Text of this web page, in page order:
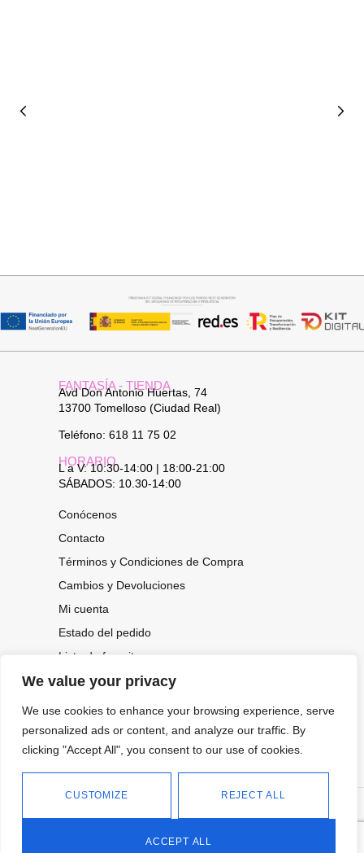
We value your privacy
We use cookies to enhance your browsing experience, serve
personalized ads or content, and analyze our traffic. By
clicking "Accept All", you consent to our use of cookies.
CUSTOMIZE REJECT ALL
ACCEPT ALL
FANTASÍA - TIENDA
Avd Don Antonio Huertas, 74
13700 Tomelloso (Ciudad Real)
Teléfono: 618 11 75 02
HORARIO
L a V: 10:30-14:00 | 18:00-21:00
SÁBADOS: 10.30-14:00
Conócenos
Contacto
Términos y Condiciones de Compra
Cambios y Devoluciones
Mi cuenta
Estado del pedido
Lista de favoritos
CONOCE NUESTRAS NOVEDADES,
OFERTAS...
2026.